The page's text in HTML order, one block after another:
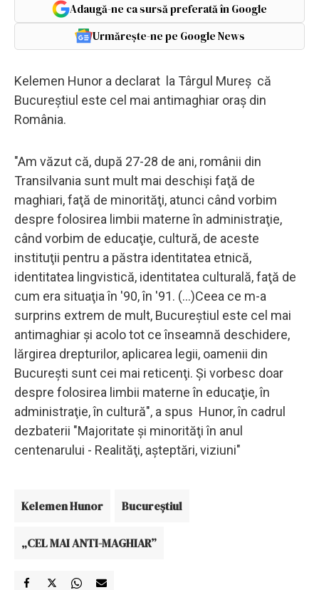
Adaugă-ne ca sursă preferată în Google
Urmărește-ne pe Google News
Kelemen Hunor a declarat la Târgul Mureș că
Bucureştiul este cel mai antimaghiar oraș din
România.
"Am văzut că, după 27-28 de ani, românii din
Transilvania sunt mult mai deschişi faţă de
maghiari, faţă de minorităţi, atunci când vorbim
despre folosirea limbii materne în administraţie,
când vorbim de educaţie, cultură, de aceste
instituţii pentru a păstra identitatea etnică,
identitatea lingvistică, identitatea culturală, faţă de
cum era situaţia în '90, în '91. (...)Ceea ce m-a
surprins extrem de mult, Bucureştiul este cel mai
antimaghiar şi acolo tot ce înseamnă deschidere,
lărgirea drepturilor, aplicarea legii, oamenii din
Bucureşti sunt cei mai reticenţi. Şi vorbesc doar
despre folosirea limbii materne în educaţie, în
administraţie, în cultură", a spus Hunor, în cadrul
dezbaterii "Majoritate şi minorităţi în anul
centenarului - Realităţi, aşteptări, viziuni"
Kelemen Hunor Bucureştiul
„CEL MAI ANTI-MAGHIAR”